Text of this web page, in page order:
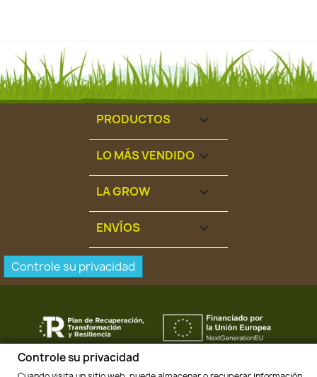
PRODUCTOS 
LO MÁS VENDIDO 
LA GROW 
ENVÍOS 
Controle su privacidad
Controle su privacidad